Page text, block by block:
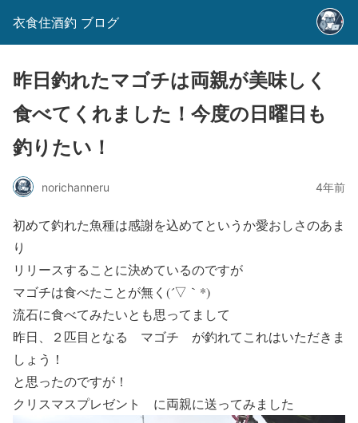
衣食住酒釣 ブログ
昨日釣れたマゴチは両親が美味しく
食べてくれました！今度の日曜日も
釣りたい！
norichanneru 4年前
初めて釣れた魚種は感謝を込めてというか愛おしさのあま
り
リリースすることに決めているのですが
マゴチは食べたことが無く(´▽｀*)
流石に食べてみたいとも思ってまして
昨日、２匹目となる マゴチ が釣れてこれはいただきま
しょう！
と思ったのですが！
クリスマスプレゼント に両親に送ってみました